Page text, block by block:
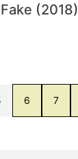
(2018)
6 7